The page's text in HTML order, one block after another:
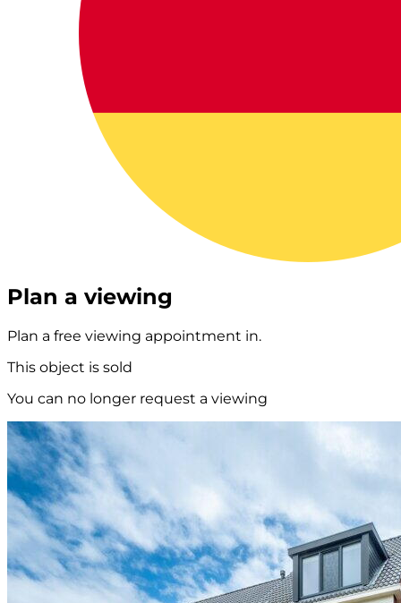
Plan a viewing
Plan a free viewing appointment in.
This object is sold
You can no longer request a viewing